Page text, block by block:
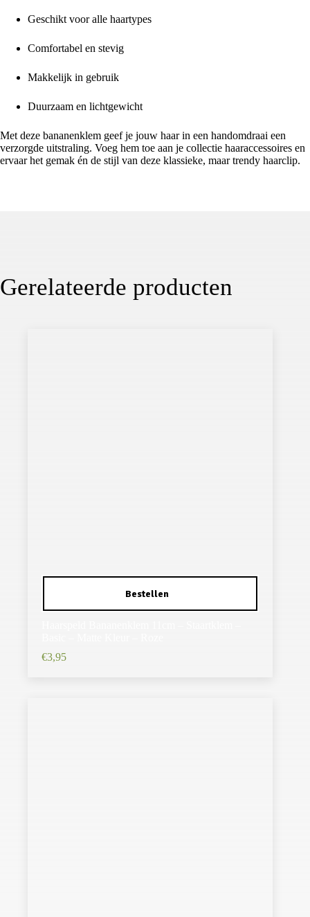
Geschikt voor alle haartypes
Comfortabel en stevig
Makkelijk in gebruik
Duurzaam en lichtgewicht
Met deze bananenklem geef je jouw haar in een handomdraai een
verzorgde uitstraling. Voeg hem toe aan je collectie haaraccessoires en
ervaar het gemak én de stijl van deze klassieke, maar trendy haarclip.
Gerelateerde producten
€3,95